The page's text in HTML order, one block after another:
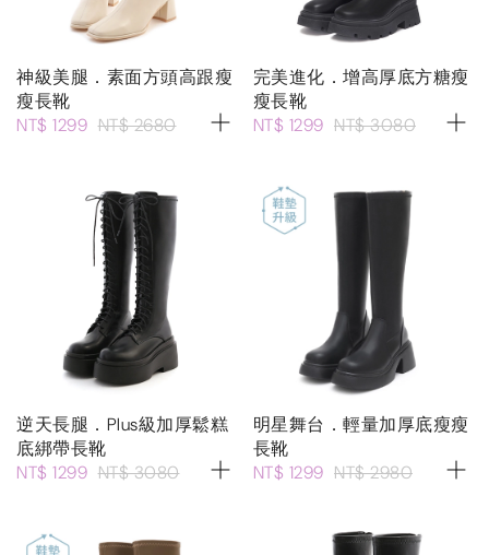
神級美腿．素面方頭高跟瘦
瘦長靴
NT$ 1299 NT$ 2680
完美進化．增高厚底方糖瘦
瘦長靴
NT$ 1299 NT$ 3080
逆天長腿．Plus級加厚鬆糕
底綁帶長靴
NT$ 1299 NT$ 3080
明星舞台．輕量加厚底瘦瘦
長靴
NT$ 1299 NT$ 2980